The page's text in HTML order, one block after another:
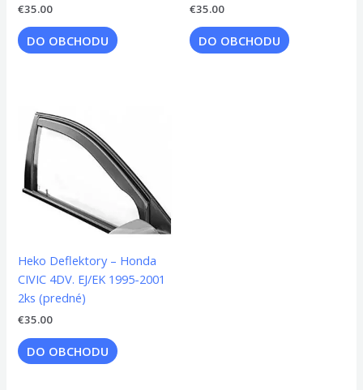
€35.00
DO OBCHODU
€35.00
DO OBCHODU
Heko Deflektory – Honda
CIVIC 4DV. EJ/EK 1995-2001
2ks (predné)
€35.00
DO OBCHODU